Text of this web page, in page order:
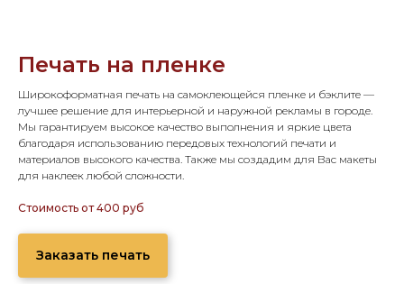
Печать на пленке
Широкоформатная печать на самоклеющейся пленке и бэклите —
лучшее решение для интерьерной и наружной рекламы в городе.
Мы гарантируем высокое качество выполнения и яркие цвета
благодаря использованию передовых технологий печати и
материалов высокого качества. Также мы создадим для Вас макеты
для наклеек любой сложности.
Стоимость от 400 руб
Заказать печать